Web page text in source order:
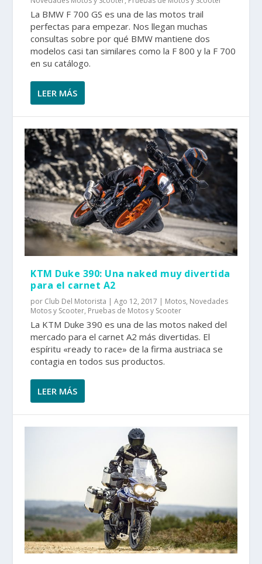
La BMW F 700 GS es una de las motos trail
perfectas para empezar. Nos llegan muchas
consultas sobre por qué BMW mantiene dos
modelos casi tan similares como la F 800 y la F 700
en su catálogo.
LEER MÁS
KTM Duke 390: Una naked muy divertida
para el carnet A2
por Club Del Motorista |Ago 12, 2017 | Motos, Novedades
Motos y Scooter, Pruebas de Motos y Scooter
La KTM Duke 390 es una de las motos naked del
mercado para el carnet A2 más divertidas. El
espíritu «ready to race» de la firma austriaca se
contagia en todos sus productos.
LEER MÁS